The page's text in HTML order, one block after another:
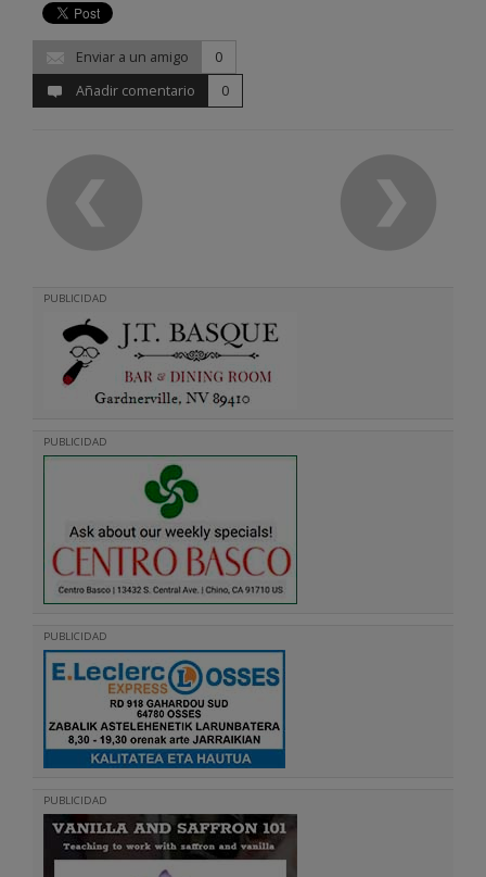
Enviar a un amigo
0
Añadir comentario
0
PUBLICIDAD
PUBLICIDAD
PUBLICIDAD
PUBLICIDAD